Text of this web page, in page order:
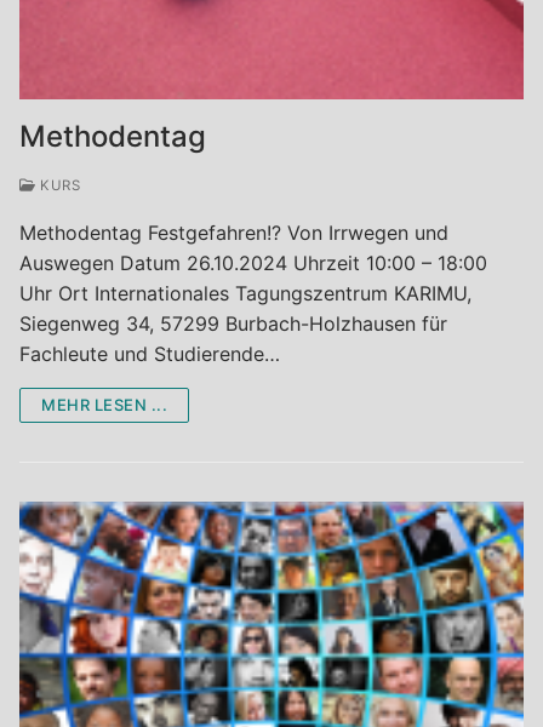
Methodentag
KURS
Methodentag Festgefahren!? Von Irrwegen und
Auswegen Datum 26.10.2024 Uhrzeit 10:00 – 18:00
Uhr Ort Internationales Tagungszentrum KARIMU,
Siegenweg 34, 57299 Burbach-Holzhausen für
Fachleute und Studierende…
MEHR LESEN ...